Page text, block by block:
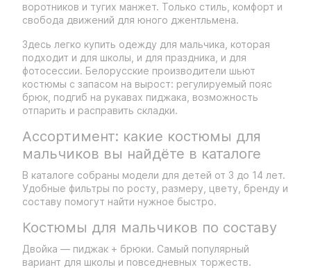
воротников и тугих манжет. Только стиль, комфорт и
свобода движений для юного джентльмена.
Здесь легко купить одежду для мальчика, которая
подходит и для школы, и для праздника, и для
фотосессии. Белорусские производители шьют
костюмы с запасом на вырост: регулируемый пояс
брюк, подгиб на рукавах пиджака, возможность
отпарить и расправить складки.
Ассортимент: какие костюмы для
мальчиков вы найдёте в каталоге
В каталоге собраны модели для детей от 3 до 14 лет.
Удобные фильтры по росту, размеру, цвету, бренду и
составу помогут найти нужное быстро.
Костюмы для мальчиков по составу
Двойка — пиджак + брюки. Самый популярный
вариант для школы и повседневных торжеств.